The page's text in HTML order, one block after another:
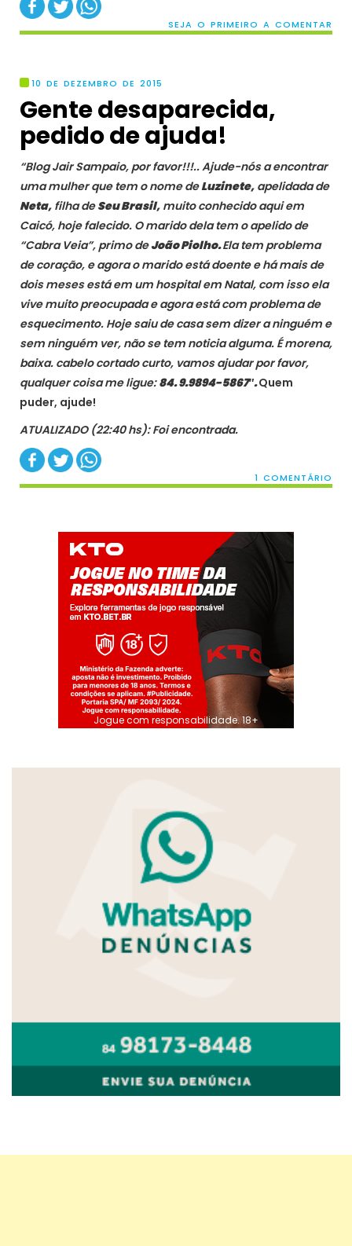
SEJA O PRIMEIRO A COMENTAR
10 DE DEZEMBRO DE 2015
Gente desaparecida,
pedido de ajuda!
“Blog Jair Sampaio, por favor!!!.. Ajude-nós a encontrar
uma mulher que tem o nome deLuzinete, apelidada de
Neta, filha deSeu Brasil, muito conhecido aqui em
Caicó, hoje falecido. O marido dela tem o apelido de
“Cabra Veia”, primo deJoão Piolho.Ela tem problema
de coração, e agora o marido está doente e há mais de
dois meses está em um hospital em Natal, com isso ela
vive muito preocupada e agora está com problema de
esquecimento. Hoje saiu de casa sem dizer a ninguém e
sem ninguém ver, não se tem noticia alguma. É morena,
baixa. cabelo cortado curto, vamos ajudar por favor,
qualquer coisa me ligue:84. 9.9894-5867″.Quem
puder, ajude!
ATUALIZADO (22:40 hs): Foi encontrada.
1 COMENTÁRIO
Jogue com responsabilidade. 18+